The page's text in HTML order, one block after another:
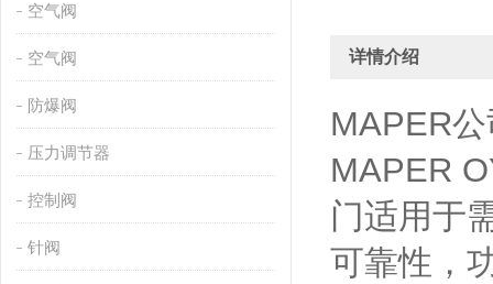
空气阀
空气阀
防爆阀
压力调节器
控制阀
针阀
详情介绍
MAPER
MAPER
门适用于
可靠性，